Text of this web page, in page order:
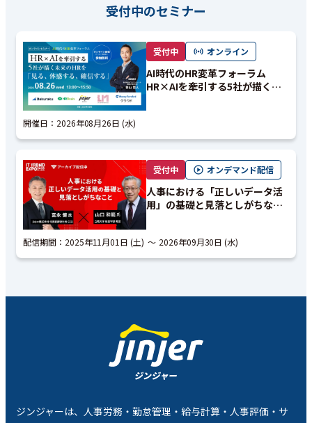
受付中のセミナー
受付中 オンライン
AI時代のHR変革フォーラム
HR×AIを牽引する5社が描く未
開催日： 2026年08月26日 (水)
受付中 オンデマンド配信
人事における「正しいデータ活
用」の基礎と見落としがちなこ
配信期間： 2025年11月01日 (土) 2026年09月30日 (水)
ジンジャーは、人事労務・勤怠管理・給与計算・人事評価・サ